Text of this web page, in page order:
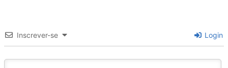
Inscrever-se Login